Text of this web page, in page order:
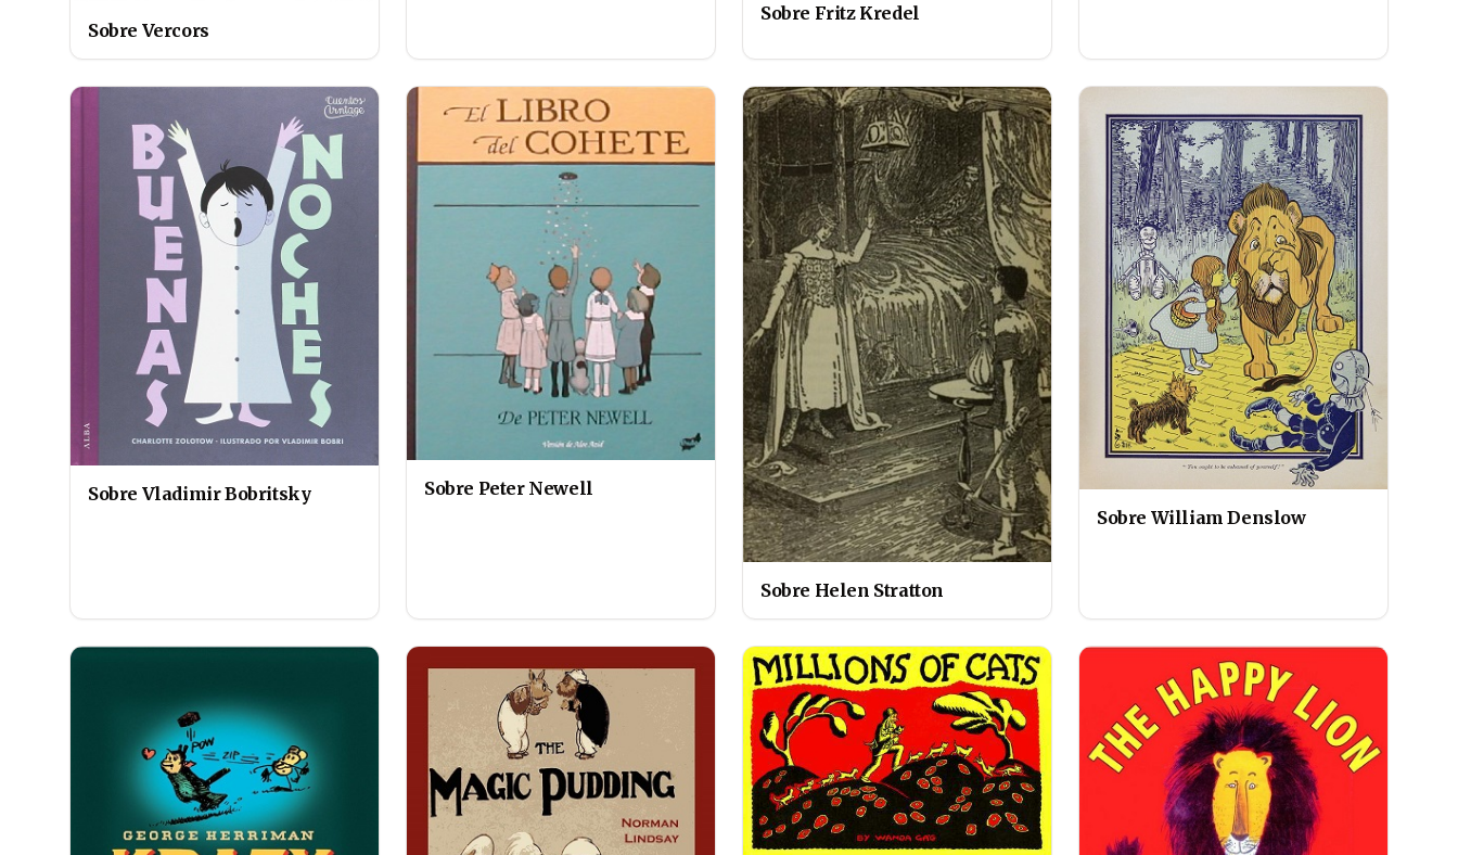
Sobre Vercors
Sobre Fritz Kredel
Sobre Vladimir Bobritsky Sobre Peter Newell
Sobre Helen Stratton
Sobre William Denslow